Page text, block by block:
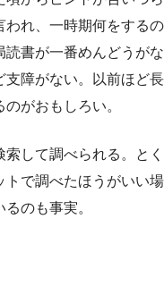
われ、一時期何をするの
読書が一番めんどうがな
支障がない。以前ほど長
がおもしろい。
して調べられる。とく
トで調べたほうがいい場
のも事実。